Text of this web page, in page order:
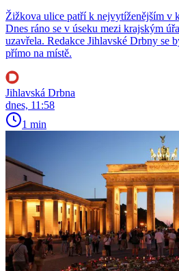
Žižkova ulice patří k nejvytíženějším v
Dnes ráno se v úseku mezi krajským
uzavřela. Redakce Jihlavské Drbny se
přímo na místě.
Jihlavská Drbna
dnes, 11:58
1 min